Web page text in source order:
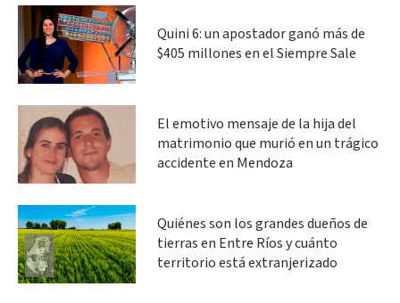
Quini 6: un apostador ganó más de
$405 millones en el Siempre Sale
El emotivo mensaje de la hija del
matrimonio que murió en un trágico
accidente en Mendoza
Quiénes son los grandes dueños de
tierras en Entre Ríos y cuánto
territorio está extranjerizado